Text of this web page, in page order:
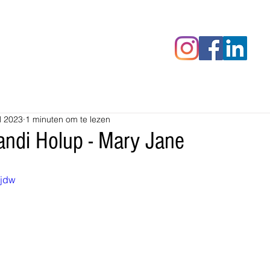
Holup - Mary Jane
2023 1 minuten om te lezen